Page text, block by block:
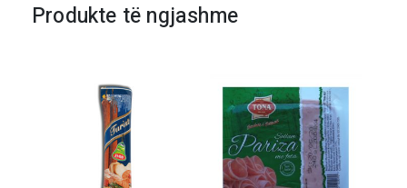
Produkte të ngjashme